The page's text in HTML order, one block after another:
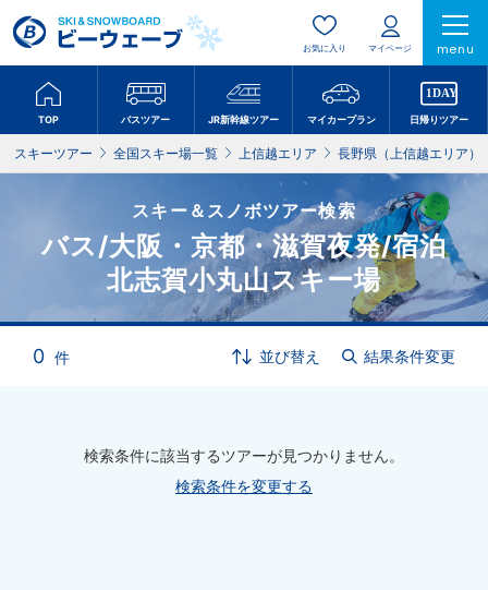
お気に入り マイページ menu
TOP バスツアー JR新幹線ツアー マイカープラン 日帰りツアー
スキーツアー 全国スキー場一覧 上信越エリア 長野県（上信越エリア）
スキー＆スノボツアー検索
バス/大阪・京都・滋賀夜発/宿泊
北志賀小丸山スキー場
0 件 並び替え 結果条件変更
検索条件に該当するツアーが見つかりません。
検索条件を変更する